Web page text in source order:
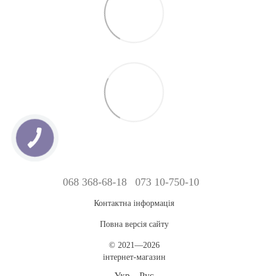
068 368-68-18 073 10-750-10
Контактна інформація
Повна версія сайту
© 2021—2026
інтернет-магазин